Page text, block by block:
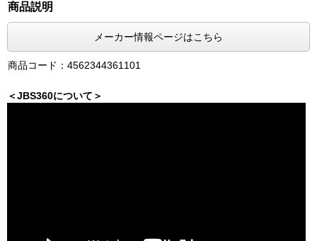
商品説明
メーカー情報ページはこちら
商品コード：4562344361101
＜JBS360について＞